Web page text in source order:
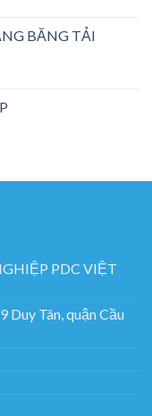
BĂNG TẢI
PDC VIỆT
Duy Tân, quận Cầu